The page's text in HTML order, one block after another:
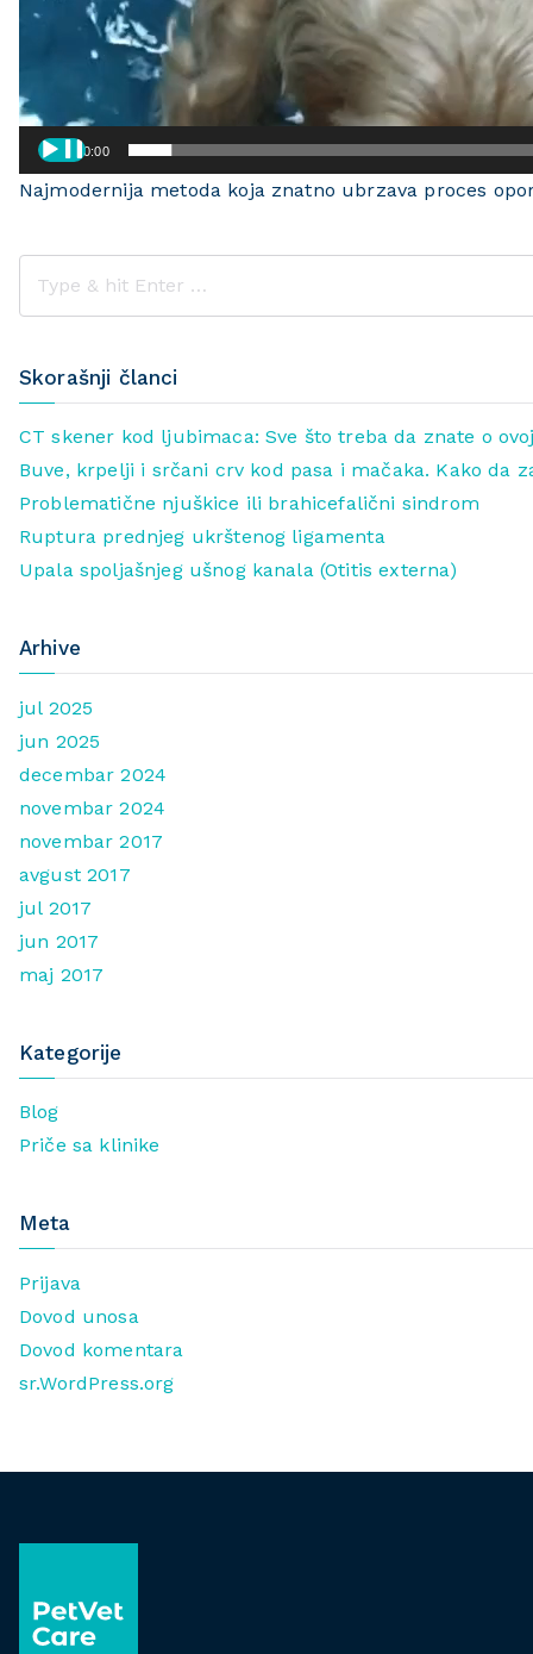
00:00
Najmodernija metoda koja znatno ubrzava proces
Skorašnji članci
CT skener kod ljubimaca: Sve što treba da znate o
Buve, krpelji i srčani crv kod pasa i mačaka. Kako da
Problematične njuškice ili brahicefalični sindrom
Ruptura prednjeg ukrštenog ligamenta
Upala spoljašnjeg ušnog kanala (Otitis externa)
Arhive
jul 2025
jun 2025
decembar 2024
novembar 2024
novembar 2017
avgust 2017
jul 2017
jun 2017
maj 2017
Kategorije
Blog
Priče sa klinike
Meta
Prijava
Dovod unosa
Dovod komentara
sr.WordPress.org